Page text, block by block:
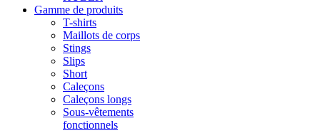
Gamme de produits
T-shirts
Maillots de corps
Stings
Slips
Short
Caleçons
Caleçons longs
Sous-vêtements
fonctionnels